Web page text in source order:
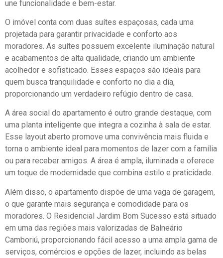
une funcionalidade e bem-estar.
O imóvel conta com duas suítes espaçosas, cada uma
projetada para garantir privacidade e conforto aos
moradores. As suítes possuem excelente iluminação natural
e acabamentos de alta qualidade, criando um ambiente
acolhedor e sofisticado. Esses espaços são ideais para
quem busca tranquilidade e conforto no dia a dia,
proporcionando um verdadeiro refúgio dentro de casa.
A área social do apartamento é outro grande destaque, com
uma planta inteligente que integra a cozinha à sala de estar.
Esse layout aberto promove uma convivência mais fluida e
torna o ambiente ideal para momentos de lazer com a família
ou para receber amigos. A área é ampla, iluminada e oferece
um toque de modernidade que combina estilo e praticidade.
Além disso, o apartamento dispõe de uma vaga de garagem,
o que garante mais segurança e comodidade para os
moradores. O Residencial Jardim Bom Sucesso está situado
em uma das regiões mais valorizadas de Balneário
Camboriú, proporcionando fácil acesso a uma ampla gama de
serviços, comércios e opções de lazer, incluindo as belas